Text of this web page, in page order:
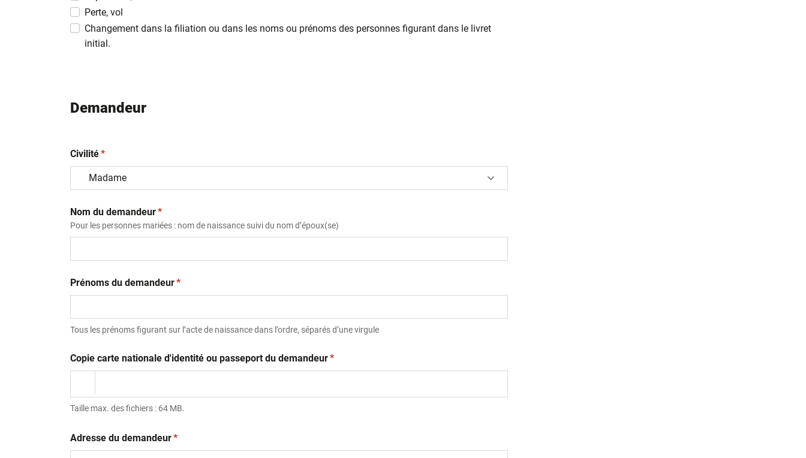
slash
AAAA
Perte, vol
Changement dans la filiation ou dans les noms ou prénoms des personnes figurant dans le livret
initial.
Demandeur
Civilité(obligatoire)
*
Nom du demandeur(obligatoire)
*
Pour les personnes mariées : nom de naissance suivi du nom d’époux(se)
Prénoms du demandeur(obligatoire)
*
Tous les prénoms figurant sur l’acte de naissance dans l’ordre, séparés d’une virgule
Copie carte nationale d'identité ou passeport du demandeur(obligatoire)
*
Taille max. des fichiers : 64 MB.
Adresse du demandeur(obligatoire)
*